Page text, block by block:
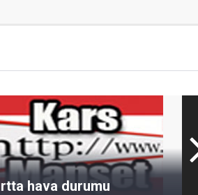
hava durumu